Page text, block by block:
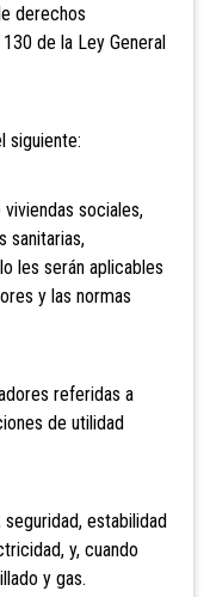
derechos
de la Ley General
siguiente:
sociales,
sanitarias,
les serán aplicables
y las normas
referidas a
de utilidad
estabilidad
y, cuando
y gas.